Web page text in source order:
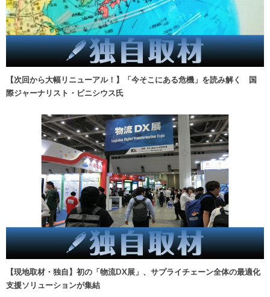
【次回から大幅リニューアル！】「今そこにある危機」を読み解く 国
際ジャーナリスト・ビニシウス氏
【現地取材・独自】初の「物流DX展」、サプライチェーン全体の最適化
支援ソリューションが集結